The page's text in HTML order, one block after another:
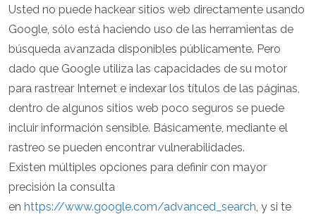
Usted no puede hackear sitios web directamente usando
Google, sólo está haciendo uso de las herramientas de
búsqueda avanzada disponibles públicamente. Pero
dado que Google utiliza las capacidades de su motor
para rastrear Internet e indexar los títulos de las páginas,
dentro de algunos sitios web poco seguros se puede
incluir información sensible. Básicamente, mediante el
rastreo se pueden encontrar vulnerabilidades.
Existen múltiples opciones para definir con mayor
precisión la consulta
en https://www.google.com/advanced_search, y si te